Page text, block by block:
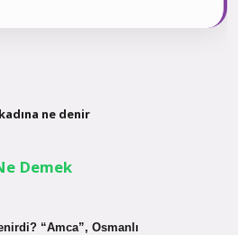
ne denir
Demek
“Amca”, Osmanlı